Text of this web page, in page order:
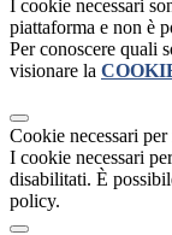
I cookie necessari
piattaforma e non è
Per conoscere quali
visionare la
Cookie necessari
I cookie necessari
disabilitati. È
policy.